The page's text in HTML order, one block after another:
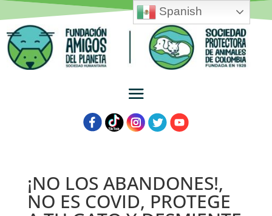
¡NO LOS ABANDONES!,
NO ES COVID, PROTEGE
Spanish